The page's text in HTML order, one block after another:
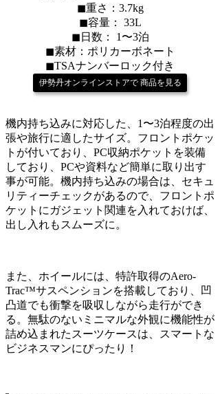
◼︎重さ：3.7kg
◼︎容量： 33L
◼︎日数： 1〜3泊
◼︎素材：ポリカーボネート
◼︎TSAナンバーロック付き
伊勢丹オンラインストアで 商品を見る
機内持ち込みに対応した、1〜3泊程度の出
張や旅行に適したサイズ。フロントポケッ
トが付いており、PC収納ポケットを装備
しており、PCや資料など簡単に取り出す
事が可能。機内持ち込みの場合は、セキュ
リティーチェックがあるので、フロントポ
ケットにガジェット関連を入れておけば、
出し入れもスムーズに。
また、ホイールには、特許取得のAero-
Trac™️サスペンションを搭載しており、凹
凸道でも衝撃を吸収しながら走行ができ
る。無駄のないミニマルな外観に機能性が
詰め込まれたスーツケースは、スマートな
ビジネスマンにぴったり！